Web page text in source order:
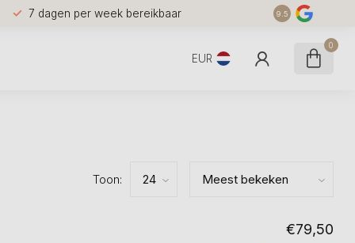
7 dagen per week bereikbaar 9.5
EUR
0
Toon:
€79,50